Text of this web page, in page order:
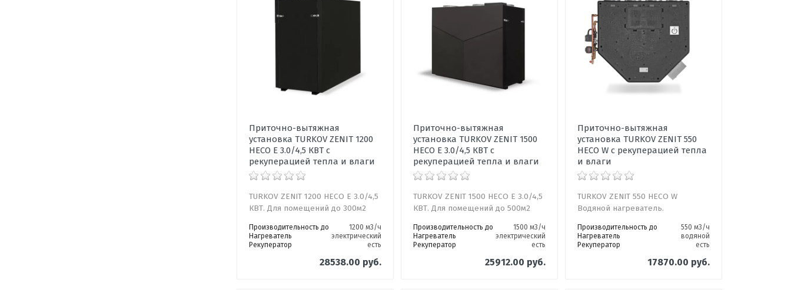
Приточно-вытяжная
установка TURKOV ZENIT 1200
HECO E 3.0/4,5 КВТ с
рекуперацией тепла и влаги
TURKOV ZENIT 1200 HECO E 3.0/4,5
КВТ. Для помещений до 300м2
Производительность до
1200 м3/ч
Нагреватель
электрический
Рекуператор
есть
28538.00 руб.
Приточно-вытяжная
установка TURKOV ZENIT 1500
HECO E 3.0/4,5 КВТ с
рекуперацией тепла и влаги
TURKOV ZENIT 1500 HECO E 3.0/4,5
КВТ. Для помещений до 500м2
Производительность до
1500 м3/ч
Нагреватель
электрический
Рекуператор
есть
25912.00 руб.
Приточно-вытяжная
установка TURKOV ZENIT 550
HECO W с рекуперацией тепла
и влаги
TURKOV ZENIT 550 HECO W
Водяной нагреватель.
Производительность до
550 м3/ч
Нагреватель
водяной
Рекуператор
есть
17870.00 руб.